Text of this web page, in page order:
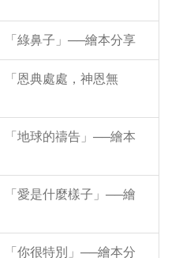
「綠鼻子」──繪本分享
恩典處處，神恩無
「地球的禱告」──繪本
「愛是什麼樣子」──繪
「你很特別」──繪本分